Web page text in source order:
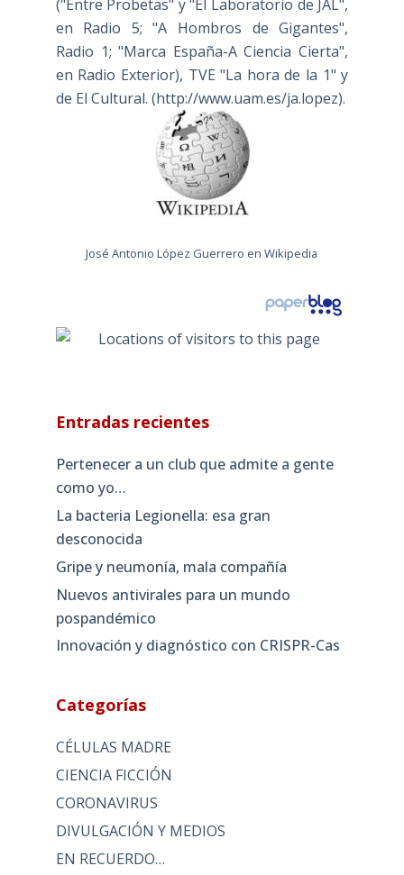
("Entre Probetas" y "El Laboratorio de JAL",
en Radio 5; "A Hombros de Gigantes",
Radio 1; "Marca España-A Ciencia Cierta",
en Radio Exterior), TVE "La hora de la 1" y
de El Cultural. (http://www.uam.es/ja.lopez).
José Antonio López Guerrero en Wikipedia
Entradas recientes
Pertenecer a un club que admite a gente
como yo…
La bacteria Legionella: esa gran
desconocida
Gripe y neumonía, mala compañía
Nuevos antivirales para un mundo
pospandémico
Innovación y diagnóstico con CRISPR-Cas
Categorías
CÉLULAS MADRE
CIENCIA FICCIÓN
CORONAVIRUS
DIVULGACIÓN Y MEDIOS
EN RECUERDO…